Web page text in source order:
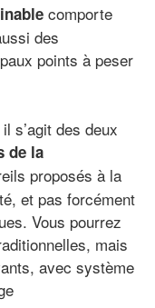
comporte
des
points à peser
s’agit des deux
de la
proposés à la
et pas forcément
Vous pourrez
mais
avec système